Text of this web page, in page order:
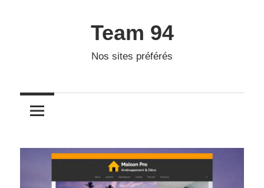
Team 94
Nos sites préférés